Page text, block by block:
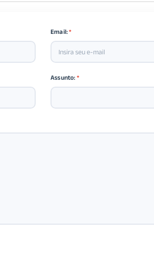
Email:*
Assunto:*